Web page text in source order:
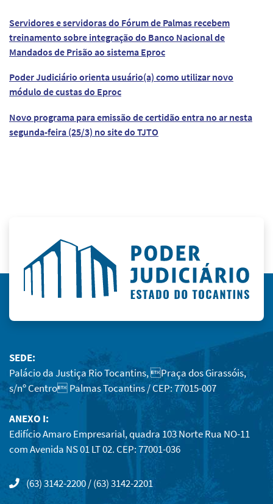
Servidores e servidoras do Fórum de Palmas recebem
treinamento sobre integração do Banco Nacional de
Mandados de Prisão ao sistema Eproc
Poder Judiciário orienta usuário(a) como utilizar novo
módulo de custas do Eproc
Novo programa para emissão de certidão entra no ar nesta
segunda-feira (25/3) no site do TJTO
SEDE:
Palácio da Justiça Rio Tocantins, Praça dos Girassóis,
s/nº Centro Palmas Tocantins / CEP: 77015-007
ANEXO I:
Edifício Amaro Empresarial, quadra 103 Norte Rua NO-11
com Avenida NS 01 LT 02. CEP: 77001-036
(63) 3142-2200 / (63) 3142-2201